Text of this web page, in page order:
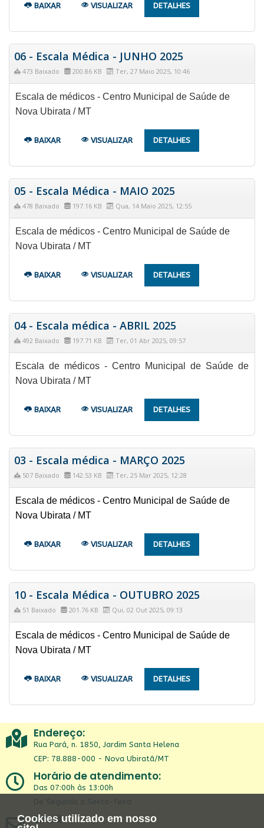
Cookies utilizado em nosso
BAIXAR VISUALIZAR DETALHES
06 - Escala Médica - JUNHO 2025
473 Baixado 200.86 KB Ter, 27 Maio 2025, 10:46
Escala de médicos - Centro Municipal de Saúde de
Nova Ubirata / MT
BAIXAR VISUALIZAR DETALHES
05 - Escala Médica - MAIO 2025
478 Baixado 197.16 KB Qua, 14 Maio 2025, 12:55
Escala de médicos - Centro Municipal de Saúde de
Nova Ubirata / MT
BAIXAR VISUALIZAR DETALHES
04 - Escala médica - ABRIL 2025
492 Baixado 197.71 KB Ter, 01 Abr 2025, 09:57
Escala de médicos - Centro Municipal de Saúde de
Nova Ubirata / MT
BAIXAR VISUALIZAR DETALHES
03 - Escala médica - MARÇO 2025
507 Baixado 142.53 KB Ter, 25 Mar 2025, 12:28
Escala de médicos - Centro Municipal de Saúde de
Nova Ubirata / MT
BAIXAR VISUALIZAR DETALHES
10 - Escala Médica - OUTUBRO 2025
51 Baixado 201.76 KB Qui, 02 Out 2025, 09:13
Escala de médicos - Centro Municipal de Saúde de
Nova Ubirata / MT
BAIXAR VISUALIZAR DETALHES
Endereço:
Rua Pará, n. 1850, Jardim Santa Helena
CEP: 78.888-000 - Nova Ubiratã/MT
Horário de atendimento:
Das 07:00h às 13:00h
De Segunda a Sexta-feira
Email: